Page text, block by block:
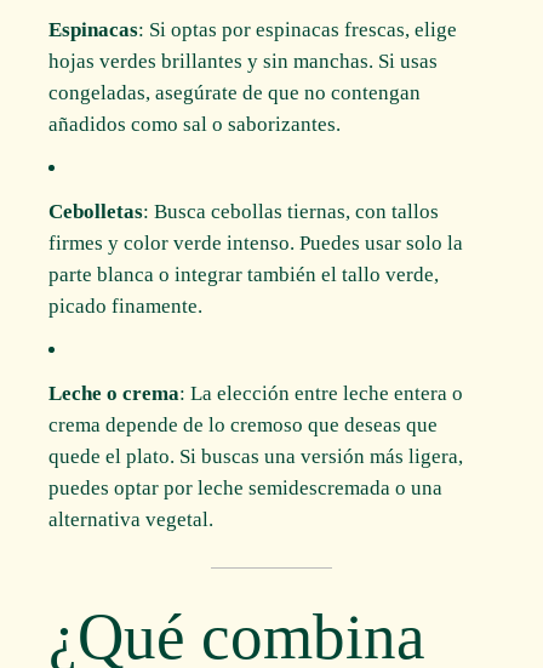
Espinacas: Si optas por espinacas frescas, elige
hojas verdes brillantes y sin manchas. Si usas
congeladas, asegúrate de que no contengan
añadidos como sal o saborizantes.
Cebolletas: Busca cebollas tiernas, con tallos
firmes y color verde intenso. Puedes usar solo la
parte blanca o integrar también el tallo verde,
picado finamente.
Leche o crema: La elección entre leche entera o
crema depende de lo cremoso que deseas que
quede el plato. Si buscas una versión más ligera,
puedes optar por leche semidescremada o una
alternativa vegetal.
¿Qué combina